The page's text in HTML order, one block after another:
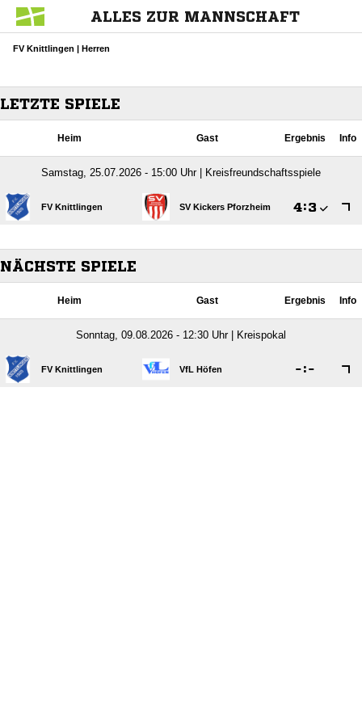
ALLES ZUR MANNSCHAFT
FV Knittlingen | Herren
LETZTE SPIELE
Heim Gast Ergebnis Info
Samstag, 25.07.2026 - 15:00 Uhr | Kreisfreundschaftsspiele
FV Knittlingen SV Kickers Pforzheim :
NÄCHSTE SPIELE
Heim Gast Ergebnis Info
Sonntag, 09.08.2026 - 12:30 Uhr | Kreispokal
FV Knittlingen VfL Höfen :